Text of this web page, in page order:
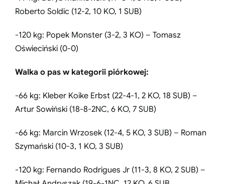
Roberto Soldic (12-2, 10 KO, 1 SUB)
-120 kg: Popek Monster (3-2, 3 KO) – Tomasz
Oświeciński (0-0)
Walka o pas w kategorii piórkowej:
-66 kg: Kleber Koike Erbst (22-4-1, 2 KO, 18 SUB) –
Artur Sowiński (18-8-2NC, 6 KO, 7 SUB)
-66 kg: Marcin Wrzosek (12-4, 5 KO, 3 SUB) – Roman
Szymański (10-3, 1 KO, 3 SUB)
-120 kg: Fernando Rodrigues Jr (11-3, 8 KO, 2 SUB) –